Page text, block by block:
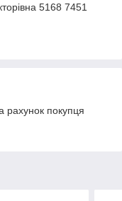
5168 7451
рахунок покупця